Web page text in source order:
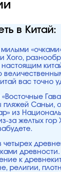
в Китай:
Хого,
вас точно
пляжей Саньи,
из
за желтых гор
четырех
к
религии,